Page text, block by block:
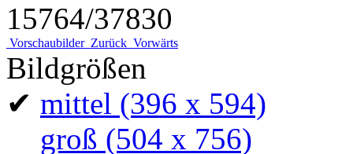
15764/37830
Vorschaubilder Zurück Vorwärts
Bildgrößen
✔ mittel (396 x 594)
groß (504 x 756)